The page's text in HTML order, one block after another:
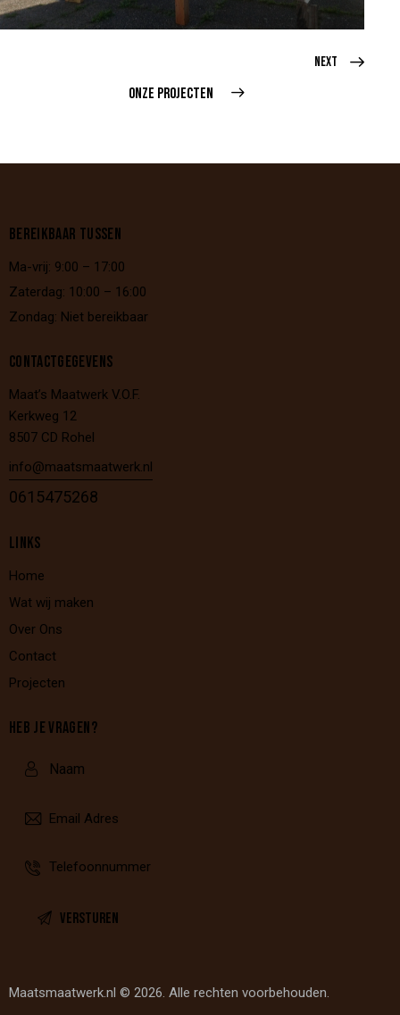
Next
ONZE PROJECTEN
BEREIKBAAR TUSSEN
Ma-vrij: 9:00 – 17:00
Zaterdag: 10:00 – 16:00
Zondag: Niet bereikbaar
CONTACTGEGEVENS
Maat’s Maatwerk V.O.F.
Kerkweg 12
8507 CD Rohel
info@maatsmaatwerk.nl
0615475268
LINKS
Home
Wat wij maken
Over Ons
Contact
Projecten
HEB JE VRAGEN?
Maatsmaatwerk.nl © 2026. Alle rechten voorbehouden.